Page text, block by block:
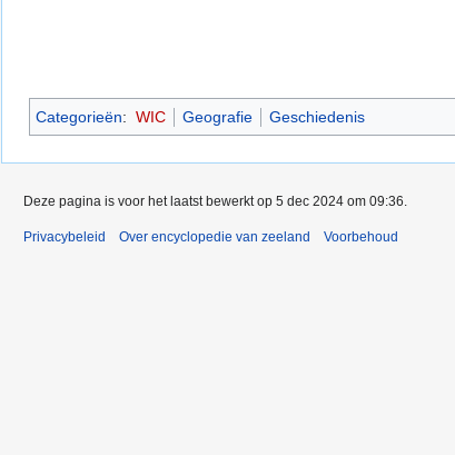
Categorieën: WIC Geografie Geschiedenis
Deze pagina is voor het laatst bewerkt op 5 dec 2024 om 09:36.
Privacybeleid Over encyclopedie van zeeland Voorbehoud